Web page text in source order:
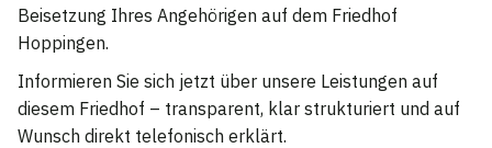
Beisetzung Ihres Angehörigen auf dem Friedhof
Hoppingen.
Informieren Sie sich jetzt über unsere Leistungen auf
diesem Friedhof – transparent, klar strukturiert und auf
Wunsch direkt telefonisch erklärt.